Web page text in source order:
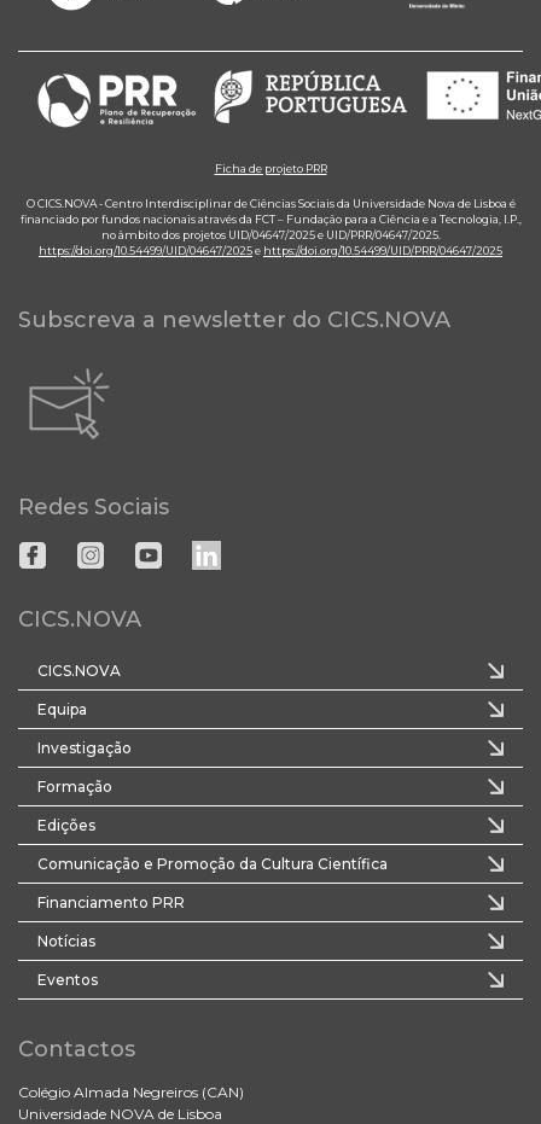
Ficha de projeto PRR
O CICS.NOVA - Centro Interdisciplinar de Ciências Sociais da Universidade Nova de Lisboa é
financiado por fundos nacionais através da FCT – Fundação para a Ciência e a Tecnologia, I.P.,
no âmbito dos projetos UID/04647/2025 e UID/PRR/04647/2025.
https://doi.org/10.54499/UID/04647/2025e https://doi.org/10.54499/UID/PRR/04647/2025
Subscreva a newsletter do CICS.NOVA
Redes Sociais
CICS.NOVA
CICS.NOVA
Equipa
Investigação
Formação
Edições
Comunicação e Promoção da Cultura Científica
Financiamento PRR
Notícias
Eventos
Contactos
Colégio Almada Negreiros (CAN)
Universidade NOVA de Lisboa